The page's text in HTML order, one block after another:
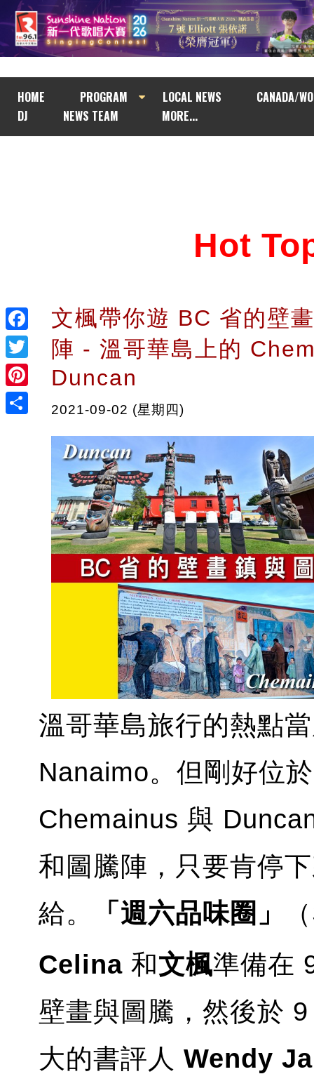
HOME PROGRAM LOCAL NEWS
CANADA/
DJ
NEWS TEAM MORE...
Facebook
Twitter
Pinterest
Hot
文楓帶你遊 BC 省的壁
陣 - 溫哥華島上的
Duncan
2021-09-02 (星期四)
溫哥華島旅行的熱點
Nanaimo。但剛好位
Chemainus 與
和圖騰陣，只要肯停
給。
「週六品味圈」
Celina 和文楓準備在
壁畫與圖騰，然後於
大的書評人 Wendy